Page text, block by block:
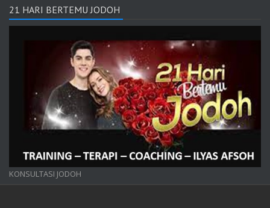
21 HARI BERTEMU JODOH
KONSULTASI JODOH